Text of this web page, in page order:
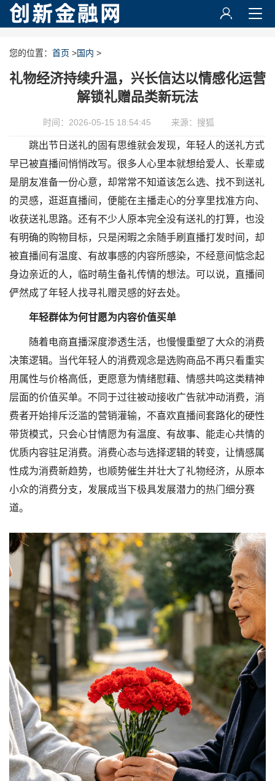
您的位置： 首页 >国内 >
礼物经济持续升温，兴长信达以情感化运营
解锁礼赠品类新玩法
时间：2026-05-15 18:54:45 来源：搜狐
跳出节日送礼的固有思维就会发现，年轻人的送礼方式
早已被直播间悄悄改写。很多人心里本就想给爱人、长辈或
是朋友准备一份心意，却常常不知道该怎么选、找不到送礼
的灵感，逛逛直播间，便能在主播走心的分享里找准方向、
收获送礼思路。还有不少人原本完全没有送礼的打算，也没
有明确的购物目标，只是闲暇之余随手刷直播打发时间，却
被直播间有温度、有故事感的内容所感染，不经意间惦念起
身边亲近的人，临时萌生备礼传情的想法。可以说，直播间
俨然成了年轻人找寻礼赠灵感的好去处。
年轻群体为何甘愿为内容价值买单
随着电商直播深度渗透生活，也慢慢重塑了大众的消费
决策逻辑。当代年轻人的消费观念是选购商品不再只看重实
用属性与价格高低，更愿意为情绪慰藉、情感共鸣这类精神
层面的价值买单。不同于过往被动接收广告就冲动消费，消
费者开始排斥泛滥的营销灌输，不喜欢直播间套路化的硬性
带货模式，只会心甘情愿为有温度、有故事、能走心共情的
优质内容驻足消费。消费心态与选择逻辑的转变，让情感属
性成为消费新趋势，也顺势催生并壮大了礼物经济，从原本
小众的消费分支，发展成当下极具发展潜力的热门细分赛
道。